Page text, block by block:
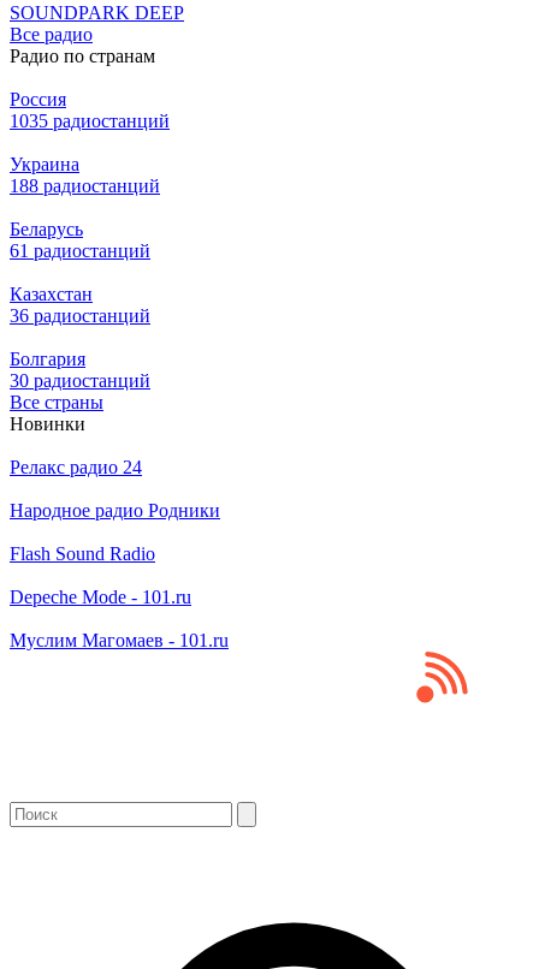
SOUNDPARK DEEP
Все радио
Радио по странам
Россия
1035 радиостанций
Украина
188 радиостанций
Беларусь
61 радиостанций
Казахстан
36 радиостанций
Болгария
30 радиостанций
Все страны
Новинки
Релакс радио 24
Народное радио Родники
Flash Sound Radio
Depeche Mode - 101.ru
Муслим Магомаев - 101.ru